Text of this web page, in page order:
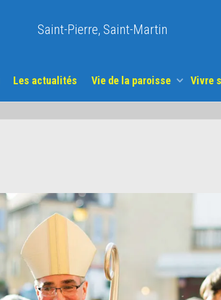
Saint-Pierre, Saint-Martin
Les actualités Vie de la paroisse Vivre